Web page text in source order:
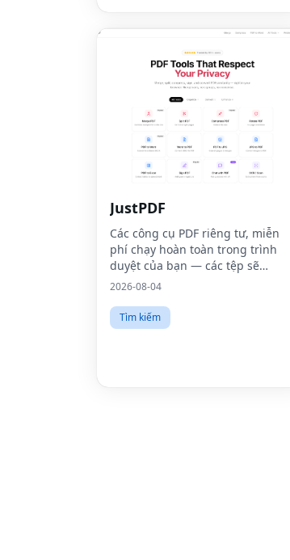
JustPDF
Các công cụ PDF riêng tư, miễn
phí chạy hoàn toàn trong trình
duyệt của bạn — các tệp sẽ
không bao giờ rời khỏi thiết bị
2026-08-04
Tìm kiếm